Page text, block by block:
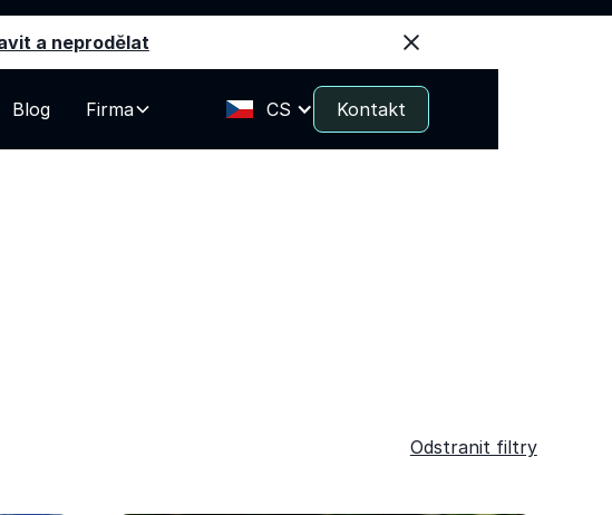
a neprodělat
Blog Firma CS Kontakt
Odstranit filtry